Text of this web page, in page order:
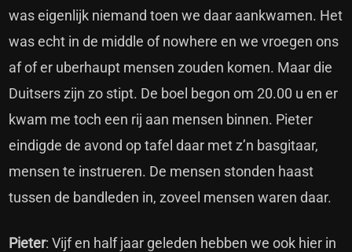
was eigenlijk niemand toen we daar aankwamen. Het
was echt in de middle of nowhere en we vroegen ons
af of er uberhaupt mensen zouden komen. Maar die
Duitsers zijn zo stipt. De boel begon om 20.00 u en er
kwam me toch een rij aan mensen binnen. Pieter
eindigde de avond op tafel daar met z’n basgitaar,
mensen te instrueren. De mensen stonden haast
tussen de bandleden in, zoveel mensen waren daar.
Pieter: Vijf en half jaar geleden hebben we ook hier in